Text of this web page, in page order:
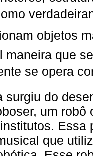
objetos
maneira que
se opera
surgiu do
um robô
Essa
que